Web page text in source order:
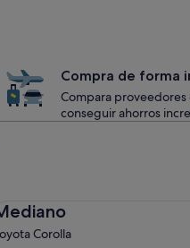
Compra de forma
Compara proveedores
conseguir ahorros
Corolla